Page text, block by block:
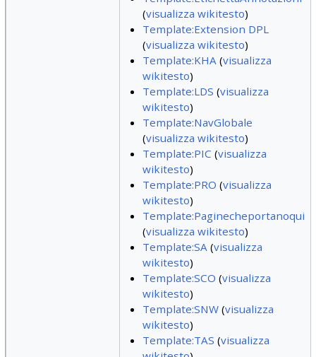
(visualizza wikitesto)
Template:Extension DPL
(visualizza wikitesto)
Template:KHA(visualizza
wikitesto)
Template:LDS (visualizza
wikitesto)
Template:NavGlobale
(visualizza wikitesto)
Template:PIC (visualizza
wikitesto)
Template:PRO (visualizza
wikitesto)
Template:Paginecheportanoqui
(visualizza wikitesto)
Template:SA(visualizza
wikitesto)
Template:SCO (visualizza
wikitesto)
Template:SNW(visualizza
wikitesto)
Template:TAS (visualizza